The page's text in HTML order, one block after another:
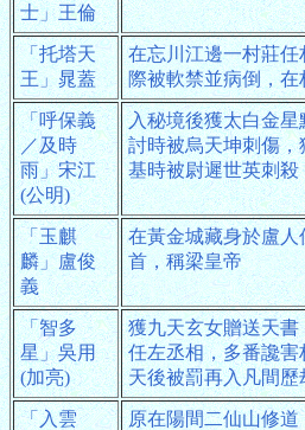
士」王倫
「托塔天
王」晁蓋
在忘川江邊一村莊
際被軟禁並病倒，
「呼保義
／及時
雨」宋江
(公明)
入秘境後獲太白金
討時被烏天坤刺傷
基時被尉遲世英刺
「玉麒
麟」盧俊
義
在黃金城藏身於盧
首，稱梁皇帝
「智多
星」吳用
(加亮)
獲九天玄女贈送天
任左丞相，多番讒
天後被罰再入凡間歷
「入雲 原在陽間二仙山修